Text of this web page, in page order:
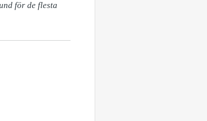
för de flesta